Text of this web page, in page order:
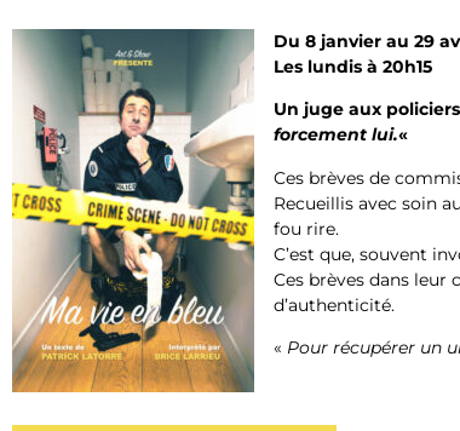
Du 8 janvier au 29
Les lundis à 20h15
Un juge aux
forcement lui.«
Ces brèves de
Recueillis avec soin
fou rire.
C’est que, souvent
Ces brèves dans leur
d’authenticité.
« Pour récupérer un